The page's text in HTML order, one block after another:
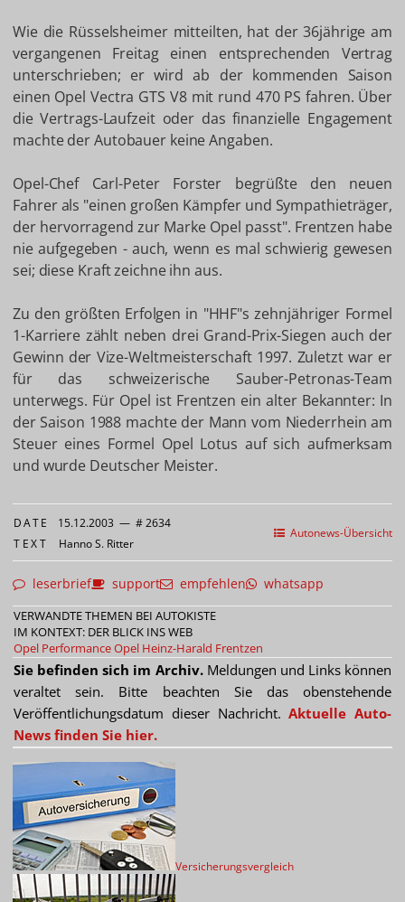
Wie die Rüsselsheimer mitteilten, hat der 36jährige am
vergangenen Freitag einen entsprechenden Vertrag
unterschrieben; er wird ab der kommenden Saison
einen Opel Vectra GTS V8 mit rund 470 PS fahren. Über
die Vertrags-Laufzeit oder das finanzielle Engagement
machte der Autobauer keine Angaben.
Opel-Chef Carl-Peter Forster begrüßte den neuen
Fahrer als "einen großen Kämpfer und Sympathieträger,
der hervorragend zur Marke Opel passt". Frentzen habe
nie aufgegeben - auch, wenn es mal schwierig gewesen
sei; diese Kraft zeichne ihn aus.
Zu den größten Erfolgen in "HHF"s zehnjähriger Formel
1-Karriere zählt neben drei Grand-Prix-Siegen auch der
Gewinn der Vize-Weltmeisterschaft 1997. Zuletzt war er
für das schweizerische Sauber-Petronas-Team
unterwegs. Für Opel ist Frentzen ein alter Bekannter: In
der Saison 1988 machte der Mann vom Niederrhein am
Steuer eines Formel Opel Lotus auf sich aufmerksam
und wurde Deutscher Meister.
Autonews-Übersicht
DATE 15.12.2003 — # 2634
TEXT Hanno S. Ritter
leserbrief support empfehlen whatsapp
VERWANDTE THEMEN BEI AUTOKISTE
IM KONTEXT: DER BLICK INS WEB
Opel PerformanceOpel Heinz-Harald Frentzen
Sie befinden sich im Archiv.Meldungen und Links können
veraltet sein. Bitte beachten Sie das obenstehende
Veröffentlichungsdatum dieser Nachricht.Aktuelle Auto-
News finden Sie hier.
Versicherungsvergleich